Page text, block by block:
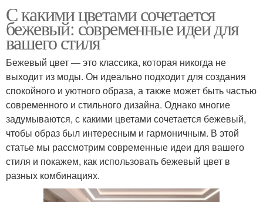
С какими цветами сочетается
бежевый: современные идеи для
вашего стиля
Бежевый цвет — это классика, которая никогда не
выходит из моды. Он идеально подходит для создания
спокойного и уютного образа, а также может быть частью
современного и стильного дизайна. Однако многие
задумываются, с какими цветами сочетается бежевый,
чтобы образ был интересным и гармоничным. В этой
статье мы рассмотрим современные идеи для вашего
стиля и покажем, как использовать бежевый цвет в
разных комбинациях.